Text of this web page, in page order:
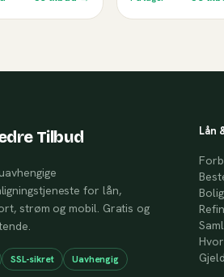
Tilbud
for lån,
strøm og mobil. Gratis og
SSL-sikret Uavhengig
Lån